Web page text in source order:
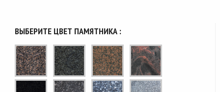
ВЫБЕРИТЕ ЦВЕТ ПАМЯТНИКА :